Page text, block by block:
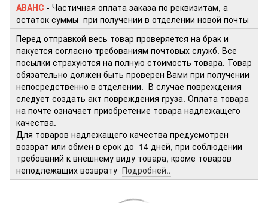
АВАНС - Частичная оплата заказа по реквизитам, а
остаток суммы при получении в отделении новой почты
Перед отправкой весь товар проверяется на брак и
пакуется согласно требованиям почтовых служб. Все
посылки страхуются на полную стоимость товара. Товар
обязательно должен быть проверен Вами при получении
непосредственно в отделении. В случае повреждения
следует создать акт повреждения груза. Оплата товара
на почте означает приобретение товара надлежащего
качества.
Для товаров надлежащего качества предусмотрен
возврат или обмен в срок до 14 дней, при соблюдении
требований к внешнему виду товара, кроме товаров
неподлежащих возврату Подробней..